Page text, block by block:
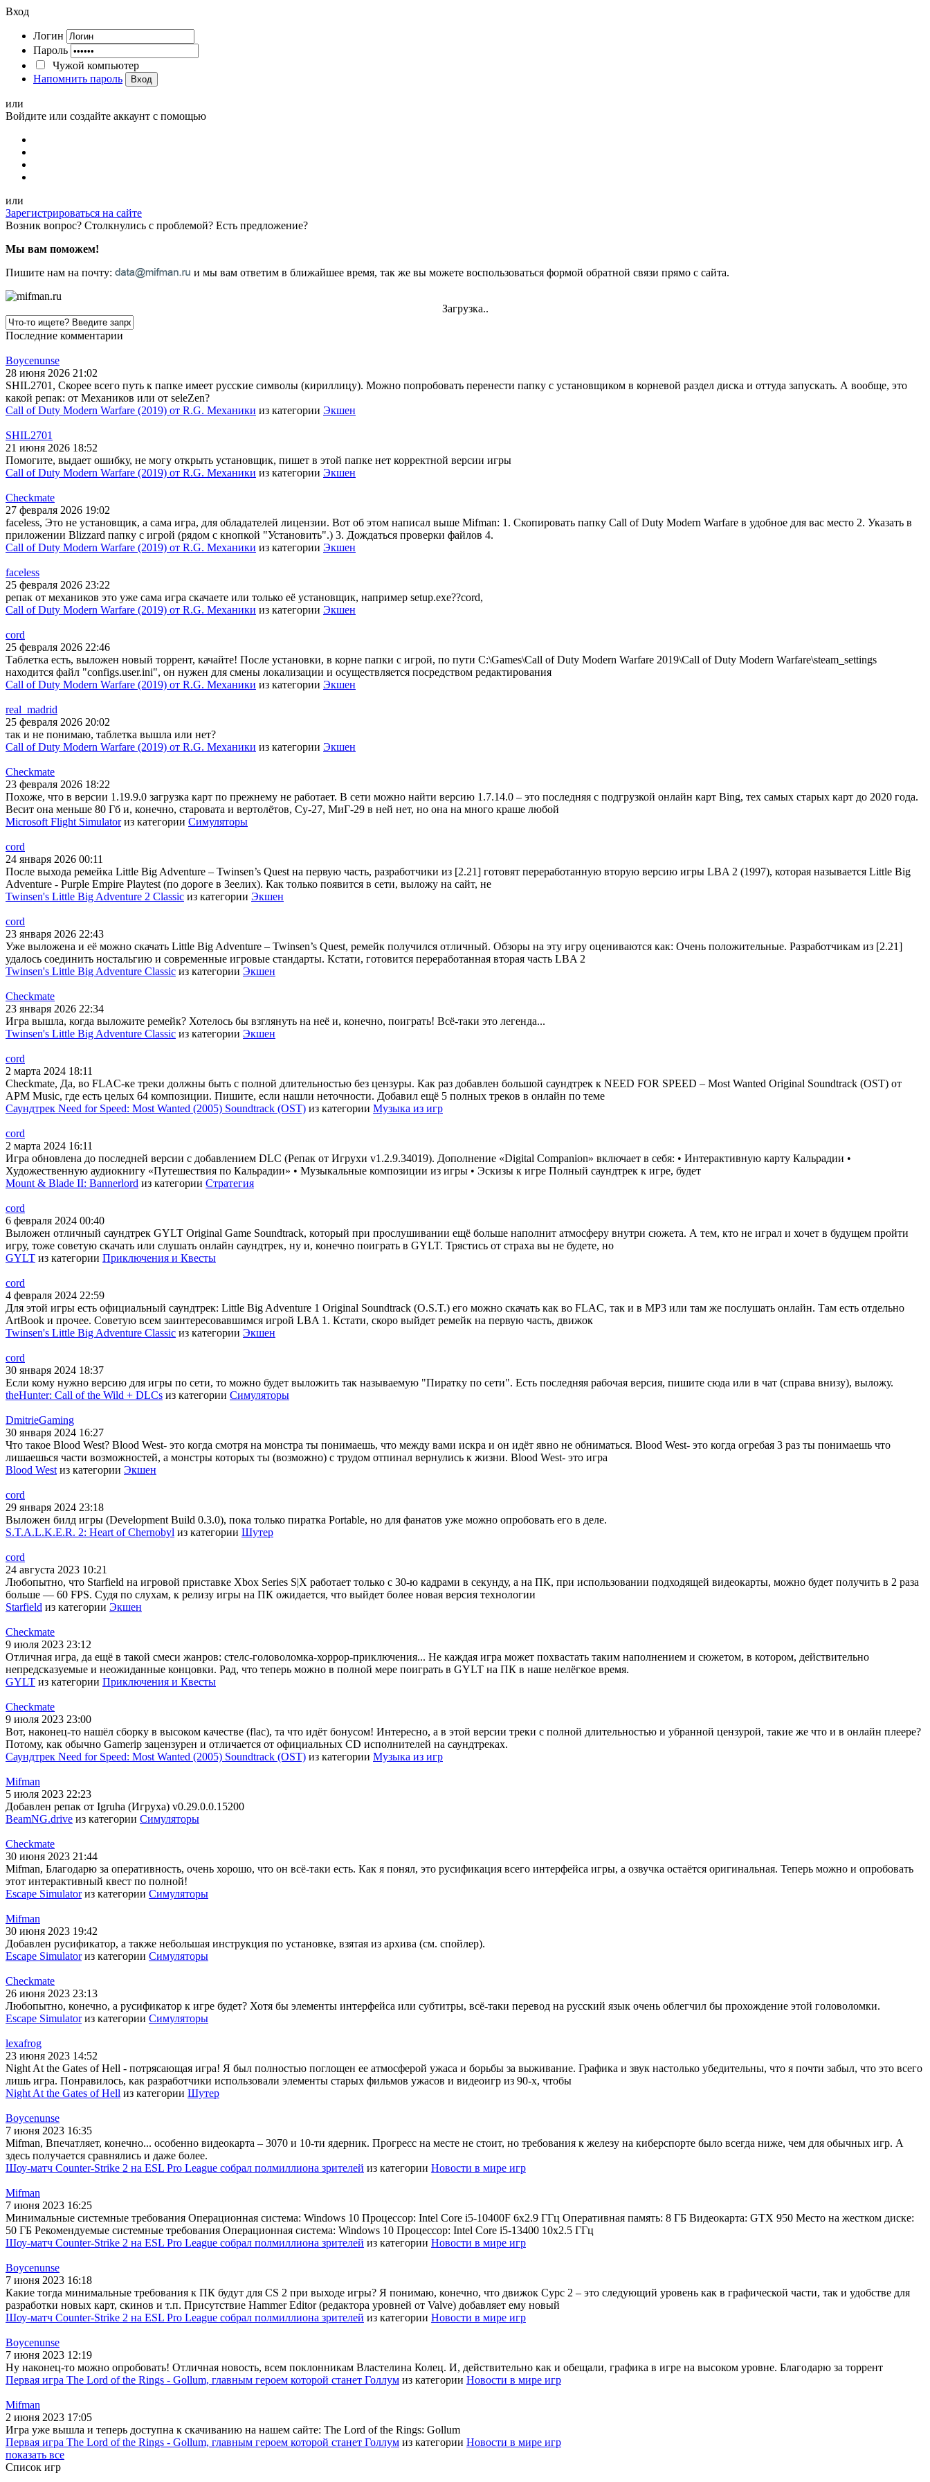
Вход
Логин
Пароль
Чужой компьютер
Напомнить пароль
Вход
или
Войдите или создайте аккаунт с помощью
или
Зарегистрироваться на сайте
Возник вопрос? Столкнулись с проблемой? Есть предложение?
Мы вам поможем!
Пишите нам на почту:
и мы вам ответим в ближайшее время, так же вы можете воспользоваться формой обратной связи прямо с сайта.
Загрузка..
Последние комментарии
Boycenunse
28 июня 2026 21:02
SHIL2701, Скорее всего путь к папке имеет русские символы (кириллицу). Можно попробовать перенести папку с установщиком в корневой раздел диска и оттуда запускать. А вообще, это
какой репак: от Механиков или от seleZen?
Call of Duty Modern Warfare (2019) от R.G. Механики из категории Экшен
SHIL2701
21 июня 2026 18:52
Помогите, выдает ошибку, не могу открыть установщик, пишет в этой папке нет корректной версии игры
Call of Duty Modern Warfare (2019) от R.G. Механики из категории Экшен
Checkmate
27 февраля 2026 19:02
faceless, Это не установщик, а сама игра, для обладателей лицензии. Вот об этом написал выше Mifman: 1. Скопировать папку Call of Duty Modern Warfare в удобное для вас место 2. Указать в
приложении Blizzard папку с игрой (рядом с кнопкой "Установить".) 3. Дождаться проверки файлов 4.
Call of Duty Modern Warfare (2019) от R.G. Механики из категории Экшен
faceless
25 февраля 2026 23:22
репак от механиков это уже сама игра скачаете или только её установщик, например setup.exe??cord,
Call of Duty Modern Warfare (2019) от R.G. Механики из категории Экшен
cord
25 февраля 2026 22:46
Таблетка есть, выложен новый торрент, качайте! После установки, в корне папки с игрой, по пути C:\Games\Call of Duty Modern Warfare 2019\Call of Duty Modern Warfare\steam_settings
находится файл "configs.user.ini", он нужен для смены локализации и осуществляется посредством редактирования
Call of Duty Modern Warfare (2019) от R.G. Механики из категории Экшен
real_madrid
25 февраля 2026 20:02
так и не понимаю, таблетка вышла или нет?
Call of Duty Modern Warfare (2019) от R.G. Механики из категории Экшен
Checkmate
23 февраля 2026 18:22
Похоже, что в версии 1.19.9.0 загрузка карт по прежнему не работает. В сети можно найти версию 1.7.14.0 – это последняя с подгрузкой онлайн карт Bing, тех самых старых карт до 2020 года.
Весит она меньше 80 Гб и, конечно, старовата и вертолётов, Су-27, МиГ-29 в ней нет, но она на много краше любой
Microsoft Flight Simulatorиз категории Симуляторы
cord
24 января 2026 00:11
После выхода ремейка Little Big Adventure – Twinsen’s Quest на первую часть, разработчики из [2.21] готовят переработанную вторую версию игры LBA 2 (1997), которая называется Little Big
Adventure - Purple Empire Playtest (по дороге в Зеелих). Как только появится в сети, выложу на сайт, не
Twinsen's Little Big Adventure 2 Classic из категории Экшен
cord
23 января 2026 22:43
Уже выложена и её можно скачать Little Big Adventure – Twinsen’s Quest, ремейк получился отличный. Обзоры на эту игру оцениваются как: Очень положительные. Разработчикам из [2.21]
удалось соединить ностальгию и современные игровые стандарты. Кстати, готовится переработанная вторая часть LBA 2
Twinsen's Little Big Adventure Classic из категории Экшен
Checkmate
23 января 2026 22:34
Игра вышла, когда выложите ремейк? Хотелось бы взглянуть на неё и, конечно, поиграть! Всё-таки это легенда...
Twinsen's Little Big Adventure Classic из категории Экшен
cord
2 марта 2024 18:11
Checkmate, Да, во FLAC-ке треки должны быть с полной длительностью без цензуры. Как раз добавлен большой саундтрек к NEED FOR SPEED – Most Wanted Original Soundtrack (OST) от
APM Music, где есть целых 64 композиции. Пишите, если нашли неточности. Добавил ещё 5 полных треков в онлайн по теме
Саундтрек Need for Speed: Most Wanted (2005) Soundtrack (OST) из категории Музыка из игр
cord
2 марта 2024 16:11
Игра обновлена до последней версии с добавлением DLC (Репак от Игрухи v1.2.9.34019). Дополнение «Digital Companion» включает в себя: • Интерактивную карту Кальрадии •
Художественную аудиокнигу «Путешествия по Кальрадии» • Музыкальные композиции из игры • Эскизы к игре Полный саундтрек к игре, будет
Mount & Blade II: Bannerlord из категории Стратегия
cord
6 февраля 2024 00:40
Выложен отличный саундтрек GYLT Original Game Soundtrack, который при прослушивании ещё больше наполнит атмосферу внутри сюжета. А тем, кто не играл и хочет в будущем пройти
игру, тоже советую скачать или слушать онлайн саундтрек, ну и, конечно поиграть в GYLT. Трястись от страха вы не будете, но
GYLT из категории Приключения и Квесты
cord
4 февраля 2024 22:59
Для этой игры есть официальный саундтрек: Little Big Adventure 1 Original Soundtrack (O.S.T.) его можно скачать как во FLAC, так и в MP3 или там же послушать онлайн. Там есть отдельно
ArtBook и прочее. Советую всем заинтересовавшимся игрой LBA 1. Кстати, скоро выйдет ремейк на первую часть, движок
Twinsen's Little Big Adventure Classic из категории Экшен
cord
30 января 2024 18:37
Если кому нужно версию для игры по сети, то можно будет выложить так называемую "Пиратку по сети". Есть последняя рабочая версия, пишите сюда или в чат (справа внизу), выложу.
theHunter: Call of the Wild + DLCs из категории Симуляторы
DmitrieGaming
30 января 2024 16:27
Что такое Blood West? Blood West- это когда смотря на монстра ты понимаешь, что между вами искра и он идёт явно не обниматься. Blood West- это когда огребая 3 раз ты понимаешь что
лишаешься части возможностей, а монстры которых ты (возможно) с трудом отпинал вернулись к жизни. Blood West- это игра
Blood West из категории Экшен
cord
29 января 2024 23:18
Выложен билд игры (Development Build 0.3.0), пока только пиратка Portable, но для фанатов уже можно опробовать его в деле.
S.T.A.L.K.E.R. 2: Heart of Chernobyl из категории Шутер
cord
24 августа 2023 10:21
Любопытно, что Starfield на игровой приставке Xbox Series S|X работает только с 30-ю кадрами в секунду, а на ПК, при использовании подходящей видеокарты, можно будет получить в 2 раза
больше — 60 FPS. Судя по слухам, к релизу игры на ПК ожидается, что выйдет более новая версия технологии
Starfield из категории Экшен
Checkmate
9 июля 2023 23:12
Отличная игра, да ещё в такой смеси жанров: стелс-головоломка-хоррор-приключения... Не каждая игра может похвастать таким наполнением и сюжетом, в котором, действительно
непредсказуемые и неожиданные концовки. Рад, что теперь можно в полной мере поиграть в GYLT на ПК в наше нелёгкое время.
GYLT из категории Приключения и Квесты
Checkmate
9 июля 2023 23:00
Вот, наконец-то нашёл сборку в высоком качестве (flac), та что идёт бонусом! Интересно, а в этой версии треки с полной длительностью и убранной цензурой, такие же что и в онлайн плеере?
Потому, как обычно Gamerip зацензурен и отличается от официальных CD исполнителей на саундтреках.
Саундтрек Need for Speed: Most Wanted (2005) Soundtrack (OST) из категории Музыка из игр
Mifman
5 июля 2023 22:23
Добавлен репак от Igruha (Игруха) v0.29.0.0.15200
BeamNG.drive из категории Симуляторы
Checkmate
30 июня 2023 21:44
Mifman, Благодарю за оперативность, очень хорошо, что он всё-таки есть. Как я понял, это русификация всего интерфейса игры, а озвучка остаётся оригинальная. Теперь можно и опробовать
этот интерактивный квест по полной!
Escape Simulatorиз категории Симуляторы
Mifman
30 июня 2023 19:42
Добавлен русификатор, а также небольшая инструкция по установке, взятая из архива (см. спойлер).
Escape Simulatorиз категории Симуляторы
Checkmate
26 июня 2023 23:13
Любопытно, конечно, а русификатор к игре будет? Хотя бы элементы интерфейса или субтитры, всё-таки перевод на русский язык очень облегчил бы прохождение этой головоломки.
Escape Simulatorиз категории Симуляторы
lexafrog
23 июня 2023 14:52
Night At the Gates of Hell - потрясающая игра! Я был полностью поглощен ее атмосферой ужаса и борьбы за выживание. Графика и звук настолько убедительны, что я почти забыл, что это всего
лишь игра. Понравилось, как разработчики использовали элементы старых фильмов ужасов и видеоигр из 90-х, чтобы
Night At the Gates of Hell из категории Шутер
Boycenunse
7 июня 2023 16:35
Mifman, Впечатляет, конечно... особенно видеокарта – 3070 и 10-ти ядерник. Прогресс на месте не стоит, но требования к железу на киберспорте было всегда ниже, чем для обычных игр. А
здесь получается сравнялись и даже более.
Шоу-матч Counter-Strike 2 на ESL Pro League собрал полмиллиона зрителей из категории Новости в мире игр
Mifman
7 июня 2023 16:25
Минимальные системные требования Операционная система: Windows 10 Процессор: Intel Core i5-10400F 6x2.9 ГГц Оперативная память: 8 ГБ Видеокарта: GTX 950 Место на жестком диске:
50 ГБ Рекомендуемые системные требования Операционная система: Windows 10 Процессор: Intel Core i5-13400 10x2.5 ГГц
Шоу-матч Counter-Strike 2 на ESL Pro League собрал полмиллиона зрителей из категории Новости в мире игр
Boycenunse
7 июня 2023 16:18
Какие тогда минимальные требования к ПК будут для CS 2 при выходе игры? Я понимаю, конечно, что движок Сурс 2 – это следующий уровень как в графической части, так и удобстве для
разработки новых карт, скинов и т.п. Присутствие Hammer Editor (редактора уровней от Valve) добавляет ему новый
Шоу-матч Counter-Strike 2 на ESL Pro League собрал полмиллиона зрителей из категории Новости в мире игр
Boycenunse
7 июня 2023 12:19
Ну наконец-то можно опробовать! Отличная новость, всем поклонникам Властелина Колец. И, действительно как и обещали, графика в игре на высоком уровне. Благодарю за торрент
Первая игра The Lord of the Rings - Gollum, главным героем которой станет Голлум из категории Новости в мире игр
Mifman
2 июня 2023 17:05
Игра уже вышла и теперь доступна к скачиванию на нашем сайте: The Lord of the Rings: Gollum
Первая игра The Lord of the Rings - Gollum, главным героем которой станет Голлум из категории Новости в мире игр
показать все
Список игр